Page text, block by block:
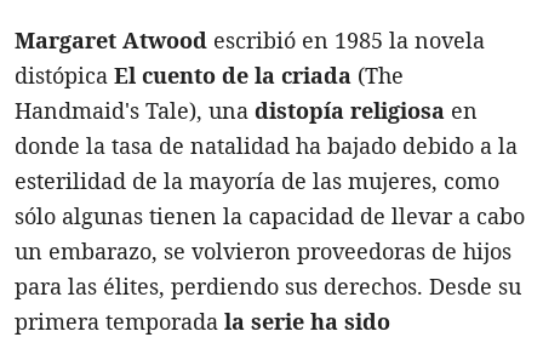
Margaret Atwood escribió en 1985 la novela
distópica El cuento de la criada (The
Handmaid's Tale), una distopía religiosa en
donde la tasa de natalidad ha bajado debido a la
esterilidad de la mayoría de las mujeres, como
sólo algunas tienen la capacidad de llevar a cabo
un embarazo, se volvieron proveedoras de hijos
para las élites, perdiendo sus derechos. Desde su
primera temporada la serie ha sido